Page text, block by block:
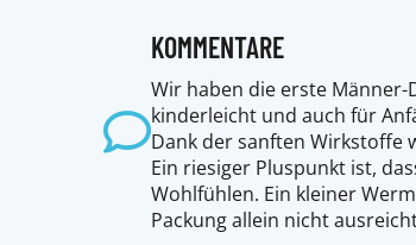
KOMMENTARE
Wir haben die erste
kinderleicht und auch für
Dank der sanften Wirkstoffe
Ein riesiger Pluspunkt ist,
Wohlfühlen. Ein kleiner
Packung allein nicht